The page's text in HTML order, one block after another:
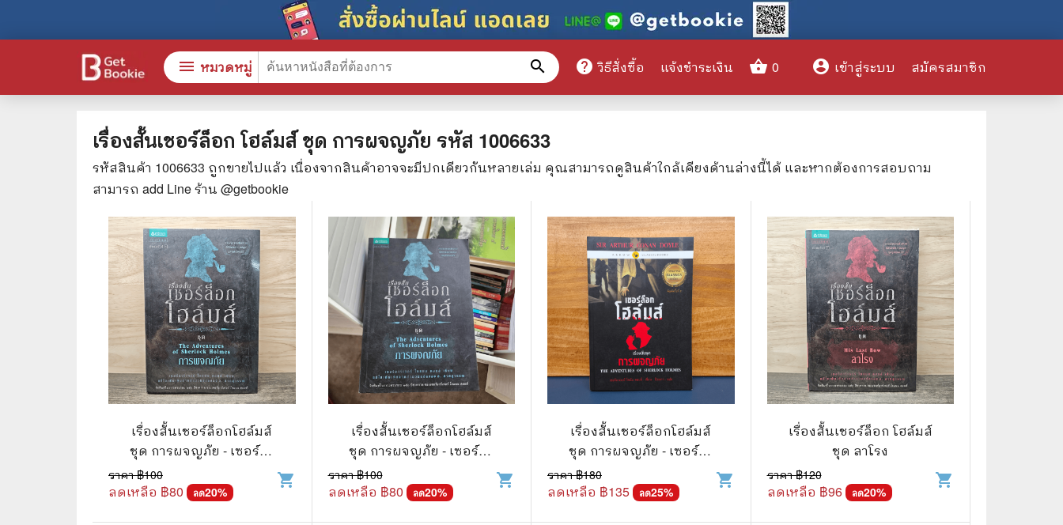
เรื่องสั้นเชอร์ล็อก โฮล์มส์ ชุด การผจญภัย รหัส 1006633
รหัสสินค้า 1006633 ถูกขายไปแล้ว เนื่องจากสินค้าอาจจะมีปกเดียวกันหลายเล่ม คุณสามารถดูสินค้าใกล้เคียงด้านล่างนี้ได้ และหากต้องการสอบถาม
สามารถ add Line ร้าน @getbookie
เรื่องสั้นเชอร์ล็อกโฮล์มส์
ชุด การผจญภัย - เซอร์อา
เทอร์ โคแนน ดอยล์
ราคา ฿100
ลดเหลือ ฿80 ลด20%
shopping_cart
เรื่องสั้นเชอร์ล็อกโฮล์มส์
ชุด การผจญภัย - เซอร์อา
เทอร์ โคแนน ดอยล์
ราคา ฿100
ลดเหลือ ฿80 ลด20%
shopping_cart
เรื่องสั้นเชอร์ล็อกโฮล์มส์
ชุด การผจญภัย - เซอร์อา
เทอร์ โคแนน ดอยล์
ราคา ฿180
ลดเหลือ ฿135 ลด25%
shopping_cart
เรื่องสั้นเชอร์ล็อก โฮล์มส์
ชุด ลาโรง
ราคา ฿120
ลดเหลือ ฿96 ลด20%
shopping_cart
menu หมวดหมู่ search help วิธีสั่งซื้อ แจ้งชำระเงิน shopping_basket 0 account_circle เข้าสู่ระบบ สมัครสมาชิก
หมวดหมู่สินค้า
หนังสือทั้งหมด
สินค้าใช้เฉพาะแต้มเท่านั้น
📚 หนังสือทั่วไป
😁 จิตวิทยา พัฒนาตนเอง
👔 ธุรกิจ เศรษฐศาสตร์
📜 ประวัติศาสตร์
👤 ประวัติบุคคล ประสบการณ์ชีวิต
🌠 โหราศาสตร์ การทำนาย
☸️ ธรรมะ ศาสนา ปรัชญา
🏙️ การเมือง สังคมศาสตร์
⚖️ กฎหมาย
💬 ภาษาศาสตร์
💉 การแพทย์
👮‍♀️ คู่มือเตรียมสอบราชการ
🏫 หนังสือเรียน
👩‍🏫 แนะแนวการศึกษา
การศึกษาและการสอน
😼 หนังสือการ์ตูน
📚 การ์ตูนชุด
📕 นิตยสาร
📺 เรื่องย่อละครโทรทัศน์
นิตยสารดารารุ่นเก่า
แฟนคลับดารา
เรื่องย่อซีรี่ย์ต่างประเทศ
🌍 ทั่วไปและวาไรตี้
🤡 เรื่องสั้น ขำขัน
🎨 ศิลปะและการออกแบบ
🎸 ดนตรี
🩱 แฟชั่น
🔭 วิทยาศาสตร์
🎨 Art and Design
🤹‍♀️ Humor & Entertainment
🏝️ Survival & Emergency
Preparedness
🦸‍♂️ Comics & Graphic Novels
🏺 Historical & Political
🌠 Astrology
⛪ Religion
🧏‍♀️ Languages
🪐 Science & Math
🏋️‍♂️ Health and Well-Being